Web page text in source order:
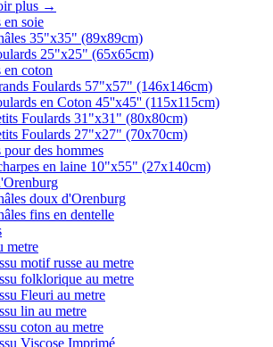
plus →
en soie
35"x35" (89x89cm)
25"x25" (65x65cm)
en coton
Foulards 57"x57" (146x146cm)
en Coton 45''x45'' (115x115cm)
Foulards 31"x31" (80x80cm)
Foulards 27"x27" (70x70cm)
pour des hommes
en laine 10"x55" (27x140cm)
doux d'Orenburg
fins en dentelle
metre
motif russe au metre
folklorique au metre
Fleuri au metre
lin au metre
coton au metre
Viscose Imprimé